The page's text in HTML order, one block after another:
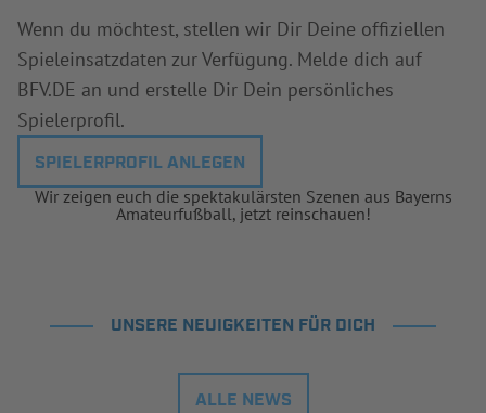
Wenn du möchtest, stellen wir Dir Deine offiziellen
Spieleinsatzdaten zur Verfügung. Melde dich auf
BFV.DE an und erstelle Dir Dein persönliches
Spielerprofil.
SPIELERPROFIL ANLEGEN
Wir zeigen euch die spektakulärsten Szenen aus Bayerns
Amateurfußball, jetzt reinschauen!
UNSERE NEUIGKEITEN FÜR DICH
ALLE NEWS